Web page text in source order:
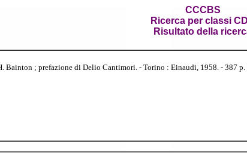
CCCBS
Ricerca per classi
Risultato della
Bainton ; prefazione di Delio Cantimori. - Torino : Einaudi, 1958. - 387